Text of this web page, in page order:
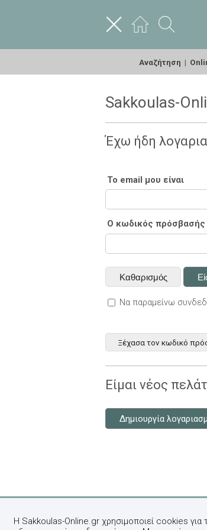
Αναζήτηση |
Sakkoulas-
Έχω ήδη
Το email μου είναι
Ο κωδικός πρόσβασής
Να παραμείνω
Ξέχασα τον κωδικό
Είμαι νέος
Δημιουργία
Η Sakkoulas-Online.gr χρησιμοποιεί cookies για